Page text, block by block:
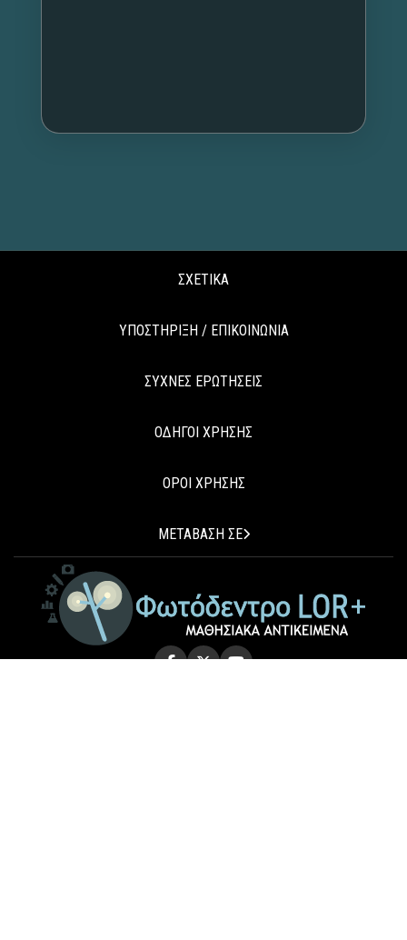
ΣΧΕΤΙΚΑ
ΥΠΟΣΤΗΡΙΞΗ / ΕΠΙΚΟΙΝΩΝΙΑ
ΣΥΧΝΕΣ ΕΡΩΤΗΣΕΙΣ
ΟΔΗΓΟΙ ΧΡΗΣΗΣ
ΟΡΟΙ ΧΡΗΣΗΣ
ΜΕΤΑΒΑΣΗ ΣΕ